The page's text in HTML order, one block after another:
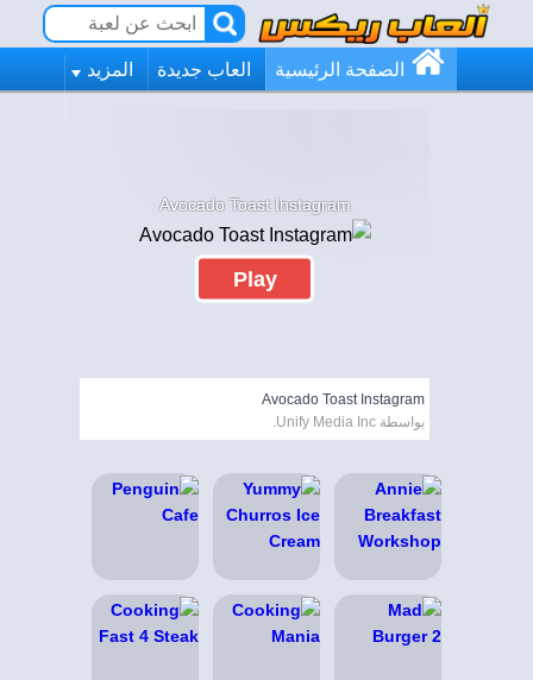
الصفحة الرئيسية العاب جديدة المزيد
Avocado Toast Instagram
Play
Avocado Toast Instagram
بواسطة Unify Media Inc.